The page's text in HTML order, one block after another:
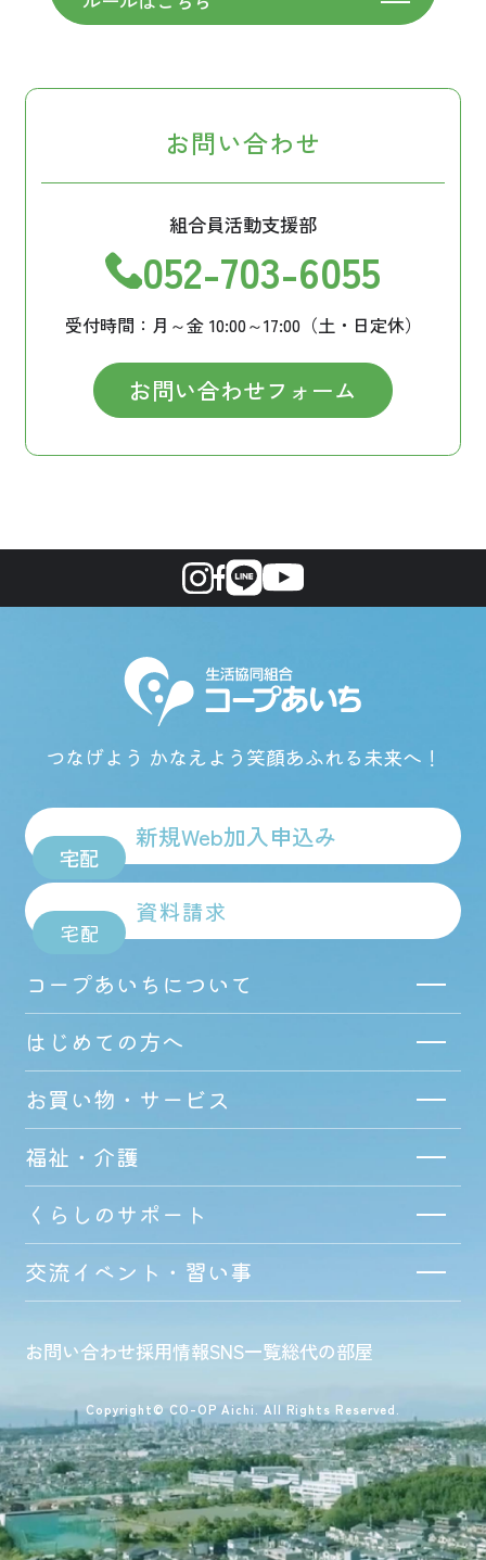
お問い合わせ
組合員活動支援部
052-703-6055
受付時間：月～金 10:00～17:00（土・日定休）
お問い合わせフォーム
つなげよう かなえよう笑顔あふれる未来へ！
宅配
新規Web加入申込み
宅配
資料請求
コープあいちについて
はじめての方へ
お買い物・サービス
福祉・介護
くらしのサポート
交流イベント・習い事
お問い合わせ採用情報SNS一覧総代の部屋
Copyright© CO-OP Aichi. All Rights Reserved.